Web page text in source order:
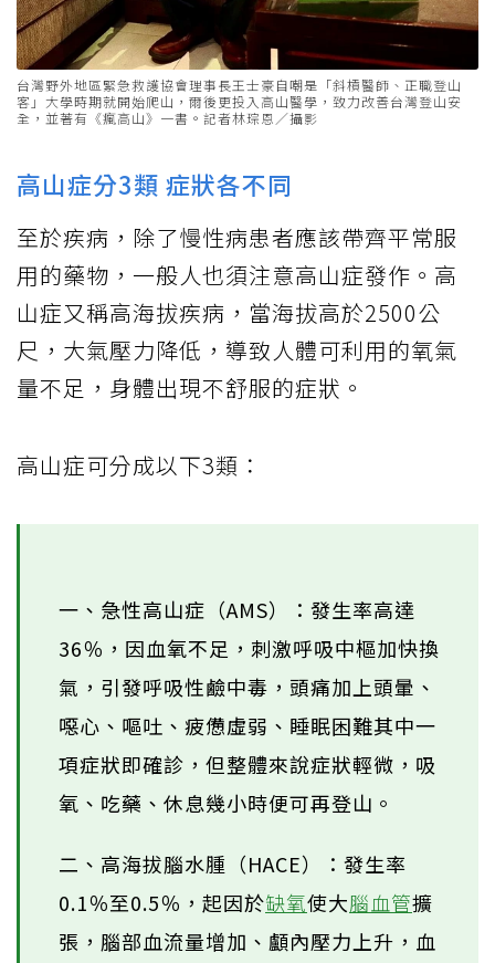
台灣野外地區緊急救護協會理事長王士豪自嘲是「斜槓醫師、正職登山
客」大學時期就開始爬山，爾後更投入高山醫學，致力改善台灣登山安
全，並著有《瘋高山》一書。記者林琮恩／攝影
高山症分3類 症狀各不同
至於疾病，除了慢性病患者應該帶齊平常服
用的藥物，一般人也須注意高山症發作。高
山症又稱高海拔疾病，當海拔高於2500公
尺，大氣壓力降低，導致人體可利用的氧氣
量不足，身體出現不舒服的症狀。
高山症可分成以下3類：
一、急性高山症（AMS）：發生率高達
36％，因血氧不足，刺激呼吸中樞加快換
氣，引發呼吸性鹼中毒，頭痛加上頭暈、
噁心、嘔吐、疲憊虛弱、睡眠困難其中一
項症狀即確診，但整體來說症狀輕微，吸
氧、吃藥、休息幾小時便可再登山。
二、高海拔腦水腫（HACE）：發生率
0.1％至0.5％，起因於缺氧使大腦血管擴
張，腦部血流量增加、顱內壓力上升，血